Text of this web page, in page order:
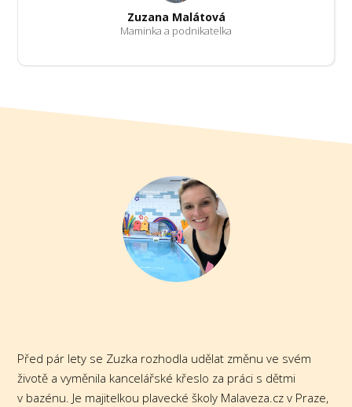
Zuzana Malátová
Maminka a podnikatelka
Před pár lety se Zuzka rozhodla udělat změnu ve svém
životě a vyměnila kancelářské křeslo za práci s dětmi
v bazénu. Je majitelkou plavecké školy Malaveza.cz v Praze,